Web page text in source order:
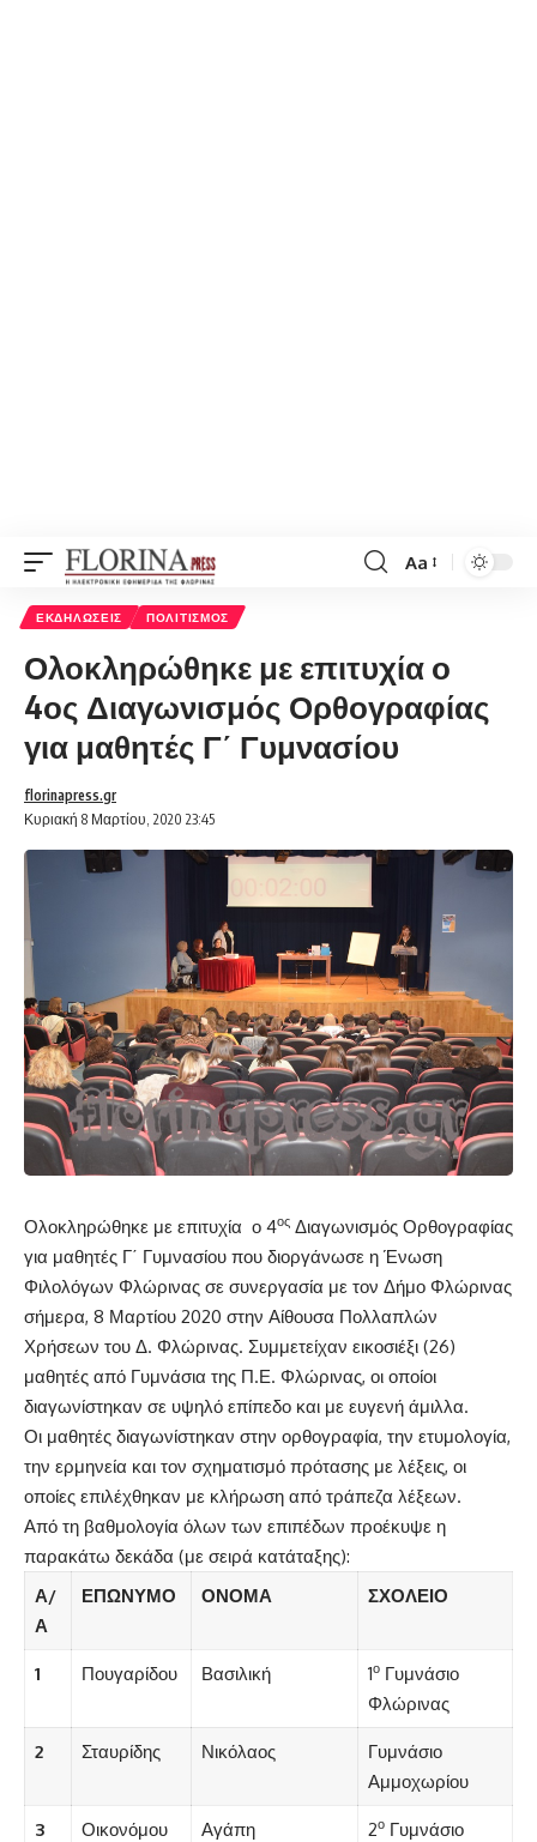
Font
Aa
ΕΚΔΗΛΏΣΕΙΣ ΠΟΛΙΤΙΣΜΌΣ
Ολοκληρώθηκε με επιτυχία ο
4ος Διαγωνισμός Ορθογραφίας
για μαθητές Γ΄ Γυμνασίου
Κυριακή 8 Μαρτίου, 2020 23:45
florinapress.gr
Ολοκληρώθηκε με επιτυχία ο 4ος Διαγωνισμός Ορθογραφίας
για μαθητές Γ΄ Γυμνασίου που διοργάνωσε η Ένωση
Φιλολόγων Φλώρινας σε συνεργασία με τον Δήμο Φλώρινας
σήμερα, 8 Μαρτίου 2020 στην Αίθουσα Πολλαπλών
Χρήσεων του Δ. Φλώρινας. Συμμετείχαν εικοσιέξι (26)
μαθητές από Γυμνάσια της Π.Ε. Φλώρινας, οι οποίοι
διαγωνίστηκαν σε υψηλό επίπεδο και με ευγενή άμιλλα.
Οι μαθητές διαγωνίστηκαν στην ορθογραφία, την ετυμολογία,
την ερμηνεία και τον σχηματισμό πρότασης με λέξεις, οι
οποίες επιλέχθηκαν με κλήρωση από τράπεζα λέξεων.
Από τη βαθμολογία όλων των επιπέδων προέκυψε η
παρακάτω δεκάδα (με σειρά κατάταξης):
Α/
Α
ΕΠΩΝΥΜΟ ΟΝΟΜΑ ΣΧΟΛΕΙΟ
1 Πουγαρίδου Βασιλική 1οΓυμνάσιο
Φλώρινας
2 Σταυρίδης Νικόλαος
Γυμνάσιο
Αμμοχωρίου
3 Οικονόμου Αγάπη 2οΓυμνάσιο